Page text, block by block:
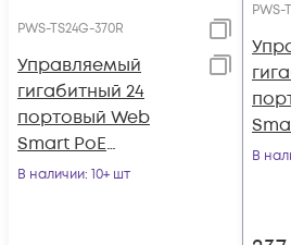
PWS-TS24G-370R
Управляемый
гигабитный 24
портовый Web
Smart PoE
коммутатор
В наличии: 10+ шт
PWS-
В